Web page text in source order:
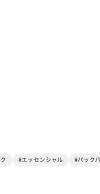
#エッセンシャル #バック